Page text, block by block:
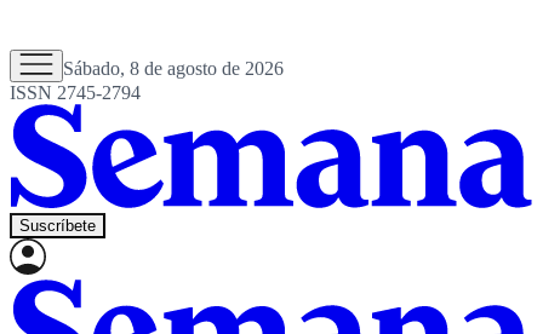
Sábado, 8 de agosto de 2026
ISSN 2745-2794
Suscríbete